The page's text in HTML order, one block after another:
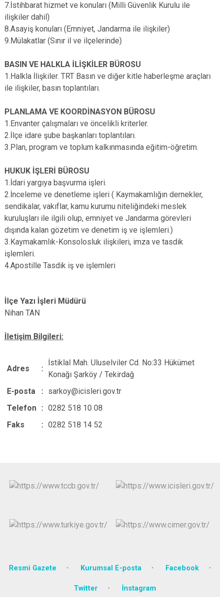
7.İstihbarat hizmet ve konuları (Milli Güvenlik Kurulu ile
ilişkiler dahil)
8.Asayiş konuları (Emniyet, Jandarma ile ilişkiler)
9.Mülakatlar (Sınır il ve ilçelerinde)
BASIN VE HALKLA İLİŞKİLER BÜROSU
1.Halkla İlişkiler. TRT Basın ve diğer kitle haberleşme araçları
ile ilişkiler, basın toplantıları.
PLANLAMA VE KOORDİNASYON BÜROSU
1.Envanter çalışmaları ve öncelikli kriterler.
2.İlçe idare şube başkanları toplantıları.
3.Plan, program ve toplum kalkınmasında eğitim-öğretim.
HUKUK İŞLERİ BÜROSU
1.İdari yargıya başvurma işleri.
2.İnceleme ve denetleme işleri ( Kaymakamlığın dernekler,
sendikalar, vakıflar, kamu kurumu niteliğindeki meslek
kuruluşları ile ilgili olup, emniyet ve Jandarma görevleri
dışında kalan gözetim ve denetim iş ve işlemleri.)
3.Kaymakamlık-Konsolosluk ilişkileri, imza ve tasdik
işlemleri.
4.Apostille Tasdik iş ve işlemleri
İlçe Yazı İşleri Müdürü
Nihan TAN
İletişim Bilgileri:
Adres :
İstiklal Mah. Uluselviler Cd. No:33 Hükümet
Konağı Şarköy / Tekirdağ
E-posta
:
sarkoy@icisleri.gov.tr
Telefon : 0282 518 10 08
Faks
: 0282 518 14 52
Resmi Gazete Kurumsal E-posta Facebook
Twitter İnstagram